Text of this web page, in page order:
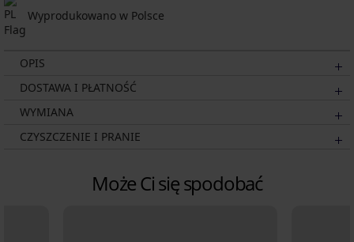
Wyprodukowano w Polsce
OPIS
DOSTAWA I PŁATNOŚĆ
WYMIANA
CZYSZCZENIE I PRANIE
Może Ci się spodobać